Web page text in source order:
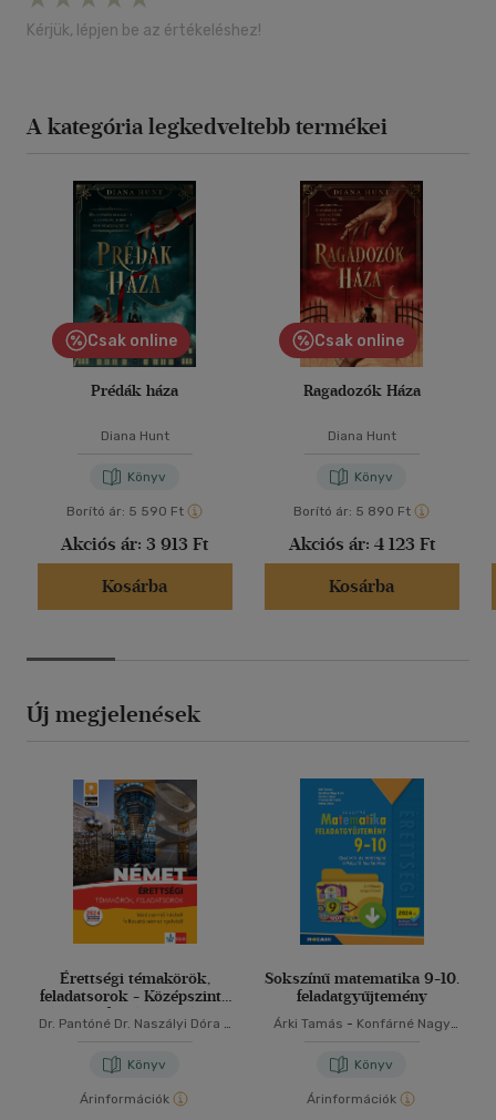
Kérjük, lépjen be az értékeléshez!
A kategória legkedveltebb termékei
Csak online
Prédák háza
Diana Hunt
Könyv
Borító ár: 5 590 Ft
Akciós ár: 3 913 Ft
Kosárba
Csak online
Ragadozók Háza
Diana Hunt
Könyv
Borító ár: 5 890 Ft
Akciós ár: 4 123 Ft
Kosárba
Új megjelenések
Érettségi témakörök,
feladatsorok - Középszintű
írásbeli felkészítő német
nyelvből
Dr. Pantóné Dr. Naszályi Dóra -
Könyv
Árinformációk
Sokszínű matematika 9-10.
feladatgyűjtemény
Árki Tamás - Konfárné Nagy
Trembeczki Csaba
János
Könyv
Árinformációk